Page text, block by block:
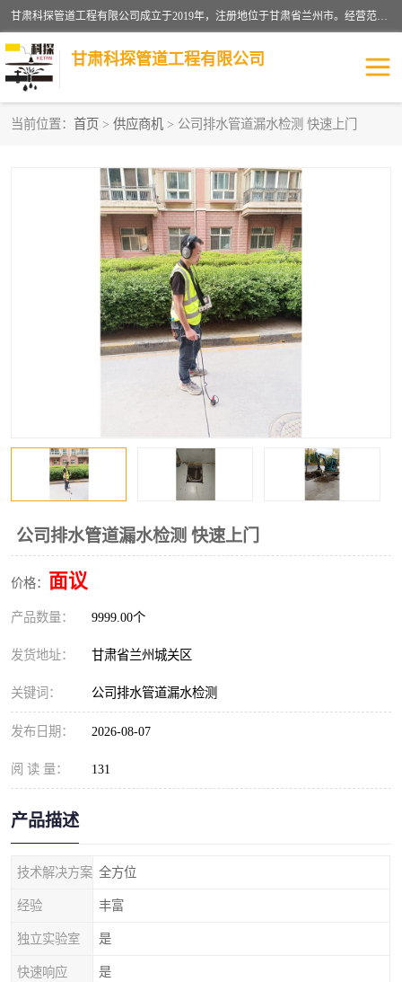
甘肃科探管道工程有限公司成立于2019年，注册地位于甘肃省兰州市。经营范围包括管道安装、清洗、疏通、维修、检测，防水工程，工程钻孔，化粪池清理，暖气安装，给排水管道安装维修，室内外管道如消防、供水、供热管道漏水检测定位，室内外防水堵漏等。
甘肃科探管道工程有限公司
当前位置： 首页 > 供应商机 > 公司排水管道漏水检测 快速上门
公司排水管道漏水检测 快速上门
价格： 面议
产品数量： 9999.00个
发货地址： 甘肃省兰州城关区
关键词： 公司排水管道漏水检测
发布日期： 2026-08-07
阅 读 量： 131
产品描述
技术解决方案 全方位
经验 丰富
独立实验室 是
快速响应 是
漏水检查维修 消防管道漏水
供热管道漏水 排水管道漏水
自来水管漏水 管道疏通
高压车疏通清淤